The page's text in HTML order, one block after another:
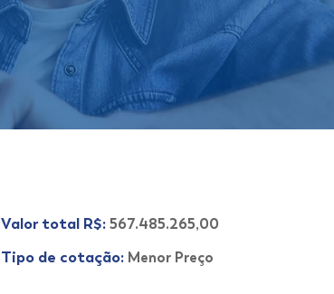
Valor total R$:567.485.265,00
Tipo de cotação: Menor Preço